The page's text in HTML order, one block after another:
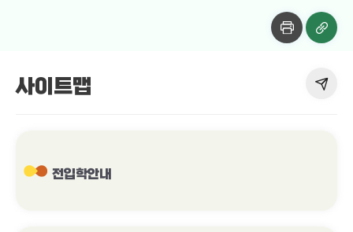
사이트맵
전입학안내